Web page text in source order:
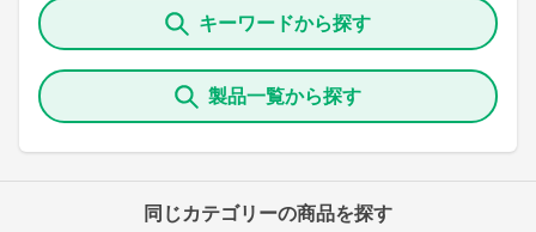
キーワードから探す
製品一覧から探す
同じカテゴリーの商品を探す